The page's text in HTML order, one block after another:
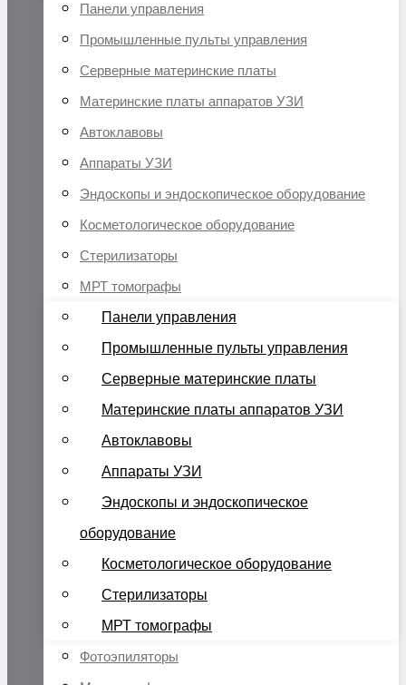
Панели управления
Промышленные пульты управления
Серверные материнские платы
Материнские платы аппаратов УЗИ
Автоклавовы
Аппараты УЗИ
Эндоскопы и эндоскопическое оборудование
Косметологическое оборудование
Стерилизаторы
МРТ томографы
Панели управления
Промышленные пульты управления
Серверные материнские платы
Материнские платы аппаратов УЗИ
Автоклавовы
Аппараты УЗИ
Эндоскопы и эндоскопическое
оборудование
Косметологическое оборудование
Стерилизаторы
МРТ томографы
Фотоэпиляторы